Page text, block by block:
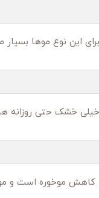
برای این نوع موها
موخوره است و مو